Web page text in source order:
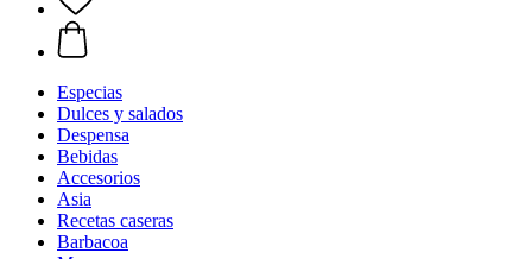
Especias
Dulces y salados
Despensa
Bebidas
Accesorios
Asia
Recetas caseras
Barbacoa